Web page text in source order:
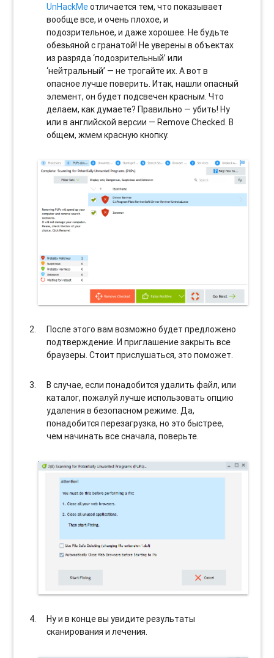
UnHackMeотличается тем, что показывает
вообще все, и очень плохое, и
подозрительное, и даже хорошее. Не будьте
обезьяной с гранатой! Не уверены в объектах
из разряда ‘подозрительный’ или
‘нейтральный’ — не трогайте их. А вот в
опасное лучше поверить. Итак, нашли опасный
элемент, он будет подсвечен красным. Что
делаем, как думаете? Правильно — убить! Ну
или в английской версии — Remove Checked. В
общем, жмем красную кнопку.
После этого вам возможно будет предложено
подтверждение. И приглашение закрыть все
браузеры. Стоит прислушаться, это поможет.
В случае, если понадобится удалить файл, или
каталог, пожалуй лучше использовать опцию
удаления в безопасном режиме. Да,
понадобится перезагрузка, но это быстрее,
чем начинать все сначала, поверьте.
Ну и в конце вы увидите результаты
сканирования и лечения.